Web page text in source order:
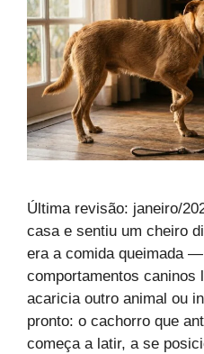
Última revisão: janeiro/
casa e sentiu um cheiro
era a comida queimada
comportamentos caninos
acaricia outro animal ou
pronto: o cachorro que
começa a latir, a se